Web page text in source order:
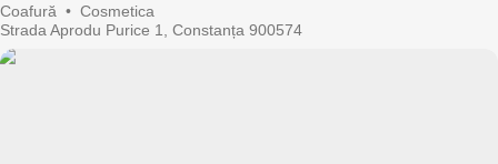
Coafură • Cosmetica
Strada Aprodu Purice 1, Constanța 900574